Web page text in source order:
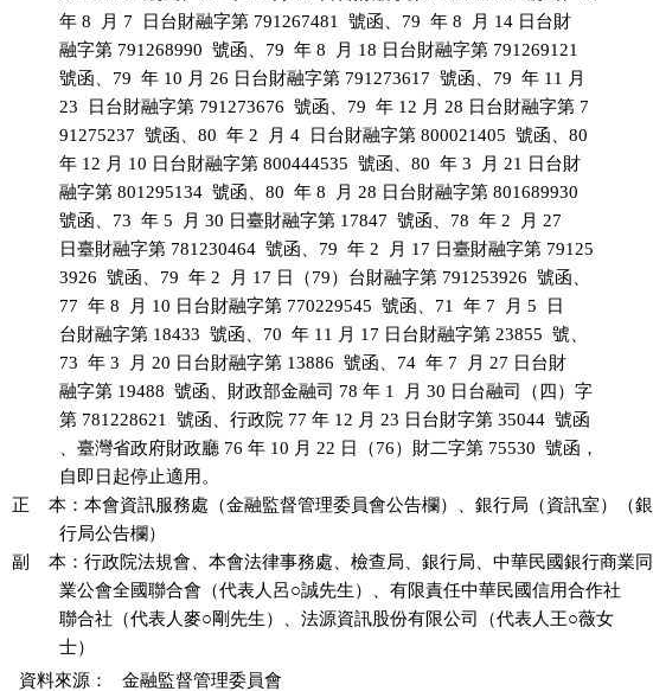
          年 8  月 7  日台財融字第 791267481  號函、79  年 8  月 14 日台財
          融字第 791268990  號函、79  年 8  月 18 日台財融字第 791269121
          號函、79  年 10 月 26 日台財融字第 791273617  號函、79  年 11 月
          23  日台財融字第 791273676  號函、79  年 12 月 28 日台財融字第 7
          91275237  號函、80  年 2  月 4  日台財融字第 800021405  號函、80
          年 12 月 10 日台財融字第 800444535  號函、80  年 3  月 21 日台財
          融字第 801295134  號函、80  年 8  月 28 日台財融字第 801689930
          號函、73  年 5  月 30 日臺財融字第 17847  號函、78  年 2  月 27
          日臺財融字第 781230464  號函、79  年 2  月 17 日臺財融字第 79125
          3926  號函、79  年 2  月 17 日（79）台財融字第 791253926  號函、
          77  年 8  月 10 日台財融字第 770229545  號函、71  年 7  月 5  日
          台財融字第 18433  號函、70  年 11 月 17 日台財融字第 23855  號、
          73  年 3  月 20 日台財融字第 13886  號函、74  年 7  月 27 日台財
          融字第 19488  號函、財政部金融司 78 年 1  月 30 日台融司（四）字
          第 781228621  號函、行政院 77 年 12 月 23 日台財字第 35044  號函
          、臺灣省政府財政廳 76 年 10 月 22 日（76）財二字第 75530  號函，
          自即日起停止適用。
正    本：本會資訊服務處（金融監督管理委員會公告欄）、銀行局（資訊室）（銀
          行局公告欄）
副    本：行政院法規會、本會法律事務處、檢查局、銀行局、中華民國銀行商業同
          業公會全國聯合會（代表人呂○誠先生）、有限責任中華民國信用合作社
          聯合社（代表人麥○剛先生）、法源資訊股份有限公司（代表人王○薇女
資料來源：
金融監督管理委員會